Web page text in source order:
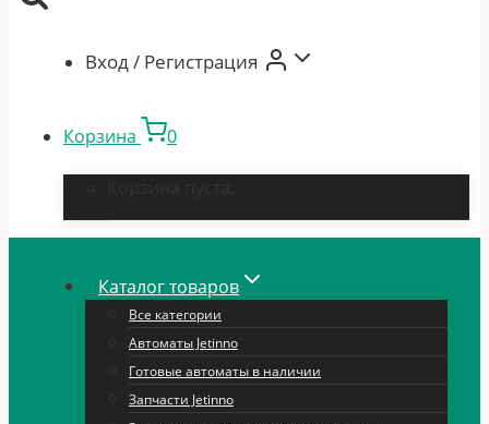
Вход / Регистрация
Корзина 0
Каталог товаров
Все категории
Автоматы Jetinno
Готовые автоматы в наличии
Запчасти Jetinno